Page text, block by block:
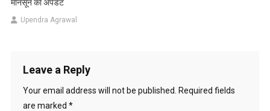
मानसून का अपडेट
Upendra Agrawal
Leave a Reply
Your email address will not be published.
Required fields
are marked *